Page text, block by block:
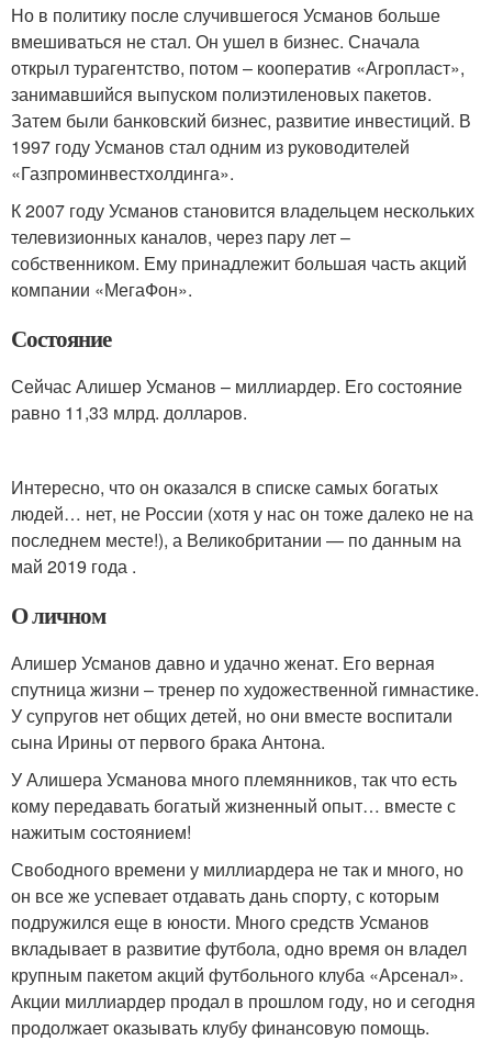
Но в политику после случившегося Усманов больше
вмешиваться не стал. Он ушел в бизнес. Сначала
открыл турагентство, потом – кооператив «Агропласт»,
занимавшийся выпуском полиэтиленовых пакетов.
Затем были банковский бизнес, развитие инвестиций. В
1997 году Усманов стал одним из руководителей
«Газпроминвестхолдинга».
К 2007 году Усманов становится владельцем нескольких
телевизионных каналов, через пару лет –
собственником. Ему принадлежит большая часть акций
компании «МегаФон».
Состояние
Сейчас Алишер Усманов – миллиардер. Его состояние
равно 11,33 млрд. долларов.
Интересно, что он оказался в списке самых богатых
людей… нет, не России (хотя у нас он тоже далеко не на
последнем месте!), а Великобритании — по данным на
май 2019 года .
О личном
Алишер Усманов давно и удачно женат. Его верная
спутница жизни – тренер по художественной гимнастике.
У супругов нет общих детей, но они вместе воспитали
сына Ирины от первого брака Антона.
У Алишера Усманова много племянников, так что есть
кому передавать богатый жизненный опыт… вместе с
нажитым состоянием!
Свободного времени у миллиардера не так и много, но
он все же успевает отдавать дань спорту, с которым
подружился еще в юности. Много средств Усманов
вкладывает в развитие футбола, одно время он владел
крупным пакетом акций футбольного клуба «Арсенал».
Акции миллиардер продал в прошлом году, но и сегодня
продолжает оказывать клубу финансовую помощь.